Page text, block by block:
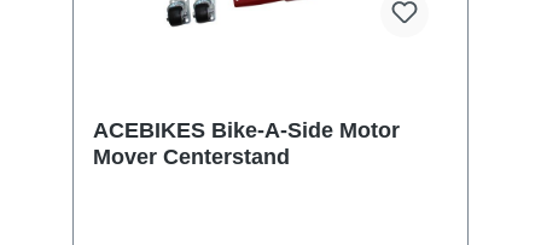
ACEBIKES Bike-A-Side Motor
Mover Centerstand